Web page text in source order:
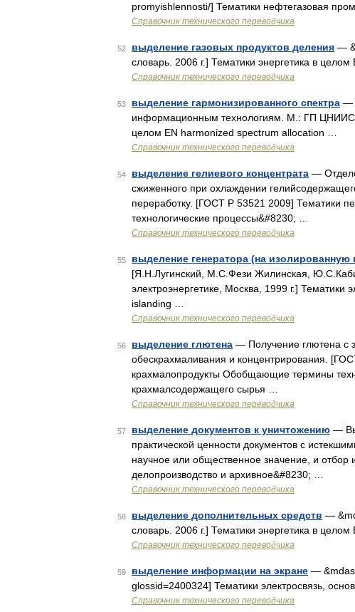
promyishlennosti/] Тематики нефтегазовая
Справочник технического переводчика
52 выделение газовых продуктов деления —
словарь. 2006 г.] Тематики энергетика в
Справочник технического переводчика
53 выделение гармонизированного спектра —
информационным технологиям. М.: ГП
целом EN harmonized spectrum allocation …
Справочник технического переводчика
54 выделение гелиевого концентрата —
сжиженного при охлаждении
переработку. [ГОСТ Р 53521 2009] Тематики
технологические процессы&#8230; …
Справочник технического переводчика
55 выделение генератора (на изолированную
[Я.Н.Лугинский, М.С.Фези Жилинская,
электроэнергетике, Москва, 1999 г.] Тематики
islanding …
Справочник технического переводчика
56 выделение глютена — Получение глютена с
обескрахмаливания и концентрирования.
крахмалопродукты Обобщающие термины
крахмалсодержащего сырья …
Справочник технического переводчика
57 выделение документов к уничтожению —
практической ценности документов с
научное или общественное значение, и
делопроизводство и архивное&#8230; …
Справочник технического переводчика
58 выделение дополнительных средств —
словарь. 2006 г.] Тематики энергетика в
Справочник технического переводчика
59 выделение информации на экране —
glossid=2400324] Тематики электросвязь,
Справочник технического переводчика